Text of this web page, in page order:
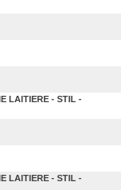
LAITIERE - STIL -
LAITIERE - STIL -